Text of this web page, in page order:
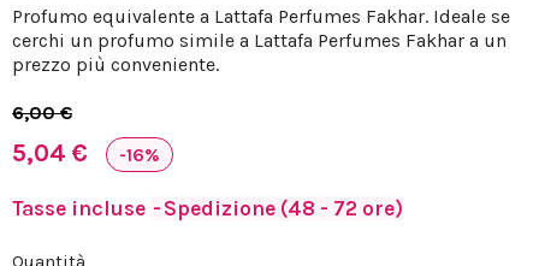
Profumo equivalente a Lattafa Perfumes Fakhar. Ideale se
cerchi un profumo simile a Lattafa Perfumes Fakhar a un
prezzo più conveniente.
6,00 €
5,04 € -16%
Tasse incluse Spedizione (48 - 72 ore)
Quantità